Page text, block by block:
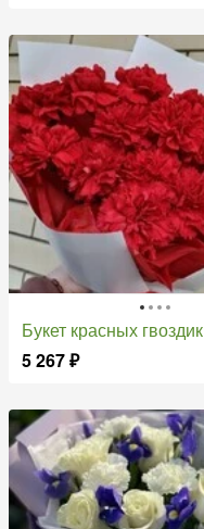
Букет красных гвоздик
5 267₽